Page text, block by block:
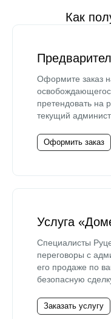
Как
Оформите заказ
претендовать на
текущий
Оформить заказ
Услуга
Специалисты
переговоры с
его продаже по
безопасную
Заказать услугу